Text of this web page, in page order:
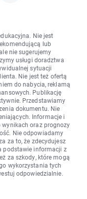
Nie jest
lub
nie sugerujemy
usługi doradztwa
sytuacji
Nie jest też ofertą
do nabycia, reklamą
Publikację
Przedstawiamy
dokumentu. Nie
Informacje i
oraz prognozy
Nie odpowiadamy
za to, że zdecydujesz
podstawie informacji z
za szkody, które mogą
wykorzystania tych
odpowiedzialnie.